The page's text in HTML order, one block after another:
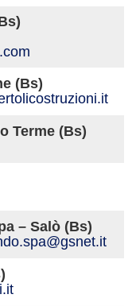
(Bs)
Terme (Bs)
– Salò (Bs)